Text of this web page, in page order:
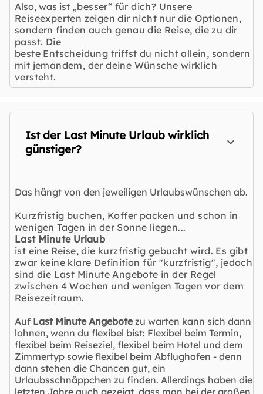
Also, was ist „besser“ für dich? Unsere
Reiseexperten zeigen dir nicht nur die Optionen,
sondern finden auch genau die Reise, die zu dir
passt. Die
beste Entscheidung triffst du nicht allein, sondern
mit jemandem, der deine Wünsche wirklich
versteht.
Ist der Last Minute Urlaub wirklich
günstiger?
Das hängt von den jeweiligen Urlaubswünschen ab.
Kurzfristig buchen, Koffer packen und schon in
wenigen Tagen in der Sonne liegen...
Last Minute Urlaub
ist eine Reise, die kurzfristig gebucht wird. Es gibt
zwar keine klare Definition für "kurzfristig", jedoch
sind die Last Minute Angebote in der Regel
zwischen 4 Wochen und wenigen Tagen vor dem
Reisezeitraum.
Auf Last Minute Angebotezu warten kann sich dann
lohnen, wenn du flexibel bist: Flexibel beim Termin,
flexibel beim Reiseziel, flexibel beim Hotel und dem
Zimmertyp sowie flexibel beim Abflughafen - denn
dann stehen die Chancen gut, ein
Urlaubsschnäppchen zu finden. Allerdings haben die
letzten Jahre auch gezeigt, dass man bei der großen